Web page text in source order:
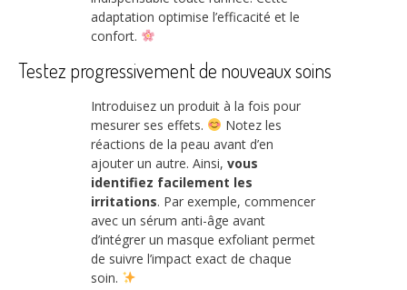
adaptation optimise l’efficacité et le
confort.
Testez progressivement de nouveaux soins
Introduisez un produit à la fois pour
mesurer ses effets.
Notez les
réactions de la peau avant d’en
ajouter un autre. Ainsi, vous
identifiez facilement les
irritations. Par exemple, commencer
avec un sérum anti-âge avant
d’intégrer un masque exfoliant permet
de suivre l’impact exact de chaque
soin.